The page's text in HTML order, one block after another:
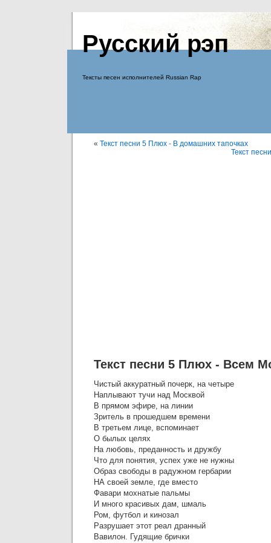
Русский рэп
Тексты песен исполнителей Russian Rap
« Текст песни 5 Плюх - В домашних тапочках
Текст
Текст песни 5 Плюх - Всем
Чистый аккуратный почерк, на четыре
Наплывают тучи над Москвой
В прямом эфире, на линии
Зритель в прошедшем времени
В третьем лице, вспоминает
О былых целях
На любовь, преданность и дружбу
Что для понятия, успех уже не нужны
Образ свободы в радужном гербарии
НА своей земле, где вместо
Фавари мохнатые пальмы
И много красивых дам, шмаль
Ром, футбол и кинозал
Разрушает этот реал дранный
Вавилон. Гудящие брички